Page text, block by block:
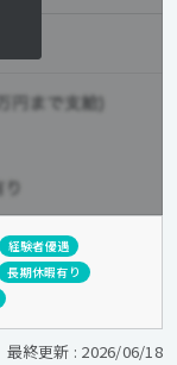
経験者優遇
長期休暇有り
最終更新 : 2026/06/18